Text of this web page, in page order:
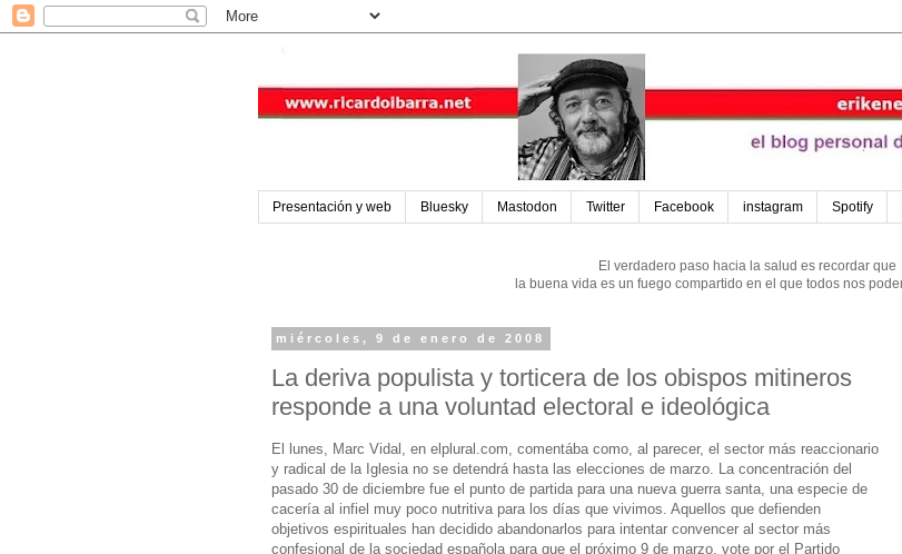
Presentación y web Bluesky Mastodon Twitter Facebook instagram Spotify
El verdadero paso hacia la salud es recordar que
la buena vida es un fuego compartido en el que todos nos
miércoles, 9 de enero de 2008
La deriva populista y torticera de los obispos mitineros
responde a una voluntad electoral e ideológica
El lunes, Marc Vidal, en elplural.com, comentába como, al parecer, el sector más reaccionario
y radical de la Iglesia no se detendrá hasta las elecciones de marzo. La concentración del
pasado 30 de diciembre fue el punto de partida para una nueva guerra santa, una especie de
cacería al infiel muy poco nutritiva para los días que vivimos. Aquellos que defienden
objetivos espirituales han decidido abandonarlos para intentar convencer al sector más
confesional de la sociedad española para que el próximo 9 de marzo, vote por el Partido